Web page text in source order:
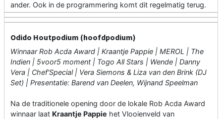
ander. Ook in de programmering komt dit regelmatig terug.
Odido Houtpodium (hoofdpodium)
Winnaar Rob Acda Award | Kraantje Pappie | MEROL | The
Indien | 5voor5 moment | Togo All Stars | Wende | Danny
Vera | Chef'Special | Vera Siemons & Liza van den Brink (DJ
Set) | Presentatie: Barend van Deelen, Wijnand Speelman
Na de traditionele opening door de lokale Rob Acda Award
winnaar laat Kraantje Pappie het Vlooienveld van